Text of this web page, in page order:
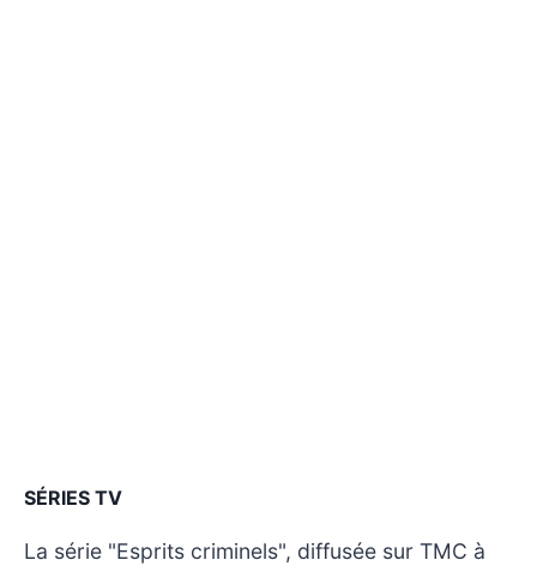
SÉRIES TV
La série "Esprits criminels", diffusée sur TMC à